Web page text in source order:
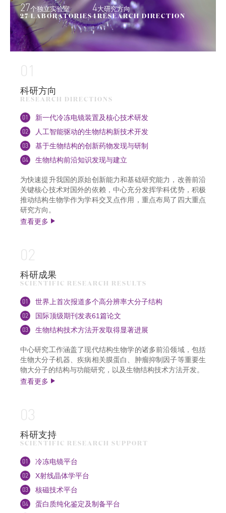
27个独立实验室
27 LABORATORIES
4大研究方向
4RESEARCH DIRECTION
01
科研方向
RESEARCH DIRECTIONS
01 新一代冷冻电镜装置及核心技术研发
02 人工智能驱动的生物结构新技术开发
03 基于生物结构的创新药物发现与研制
04 生物结构前沿知识发现与建立
为快速提升我国的原始创新能力和基础研究能力，改善前沿
关键核心技术对国外的依赖，中心充分发挥学科优势，积极
推动结构生物学作为学科交叉点作用，重点布局了四大重点
研究方向。
查看更多
02
科研成果
SCIENTIFIC RESEARCH RESULTS
01 世界上首次报道多个高分辨率大分子结构
02 国际顶级期刊发表61篇论文
03 生物结构技术方法开发取得显著进展
中心研究工作涵盖了现代结构生物学的诸多前沿领域，包括
生物大分子机器、疾病相关膜蛋白、肿瘤抑制因子等重要生
物大分子的结构与功能研究，以及生物结构技术方法开发。
查看更多
03
科研支持
SCIENTIFIC RESEARCH SUPPORT
01 冷冻电镜平台
02 X射线晶体学平台
03 核磁技术平台
04 蛋白质纯化鉴定及制备平台